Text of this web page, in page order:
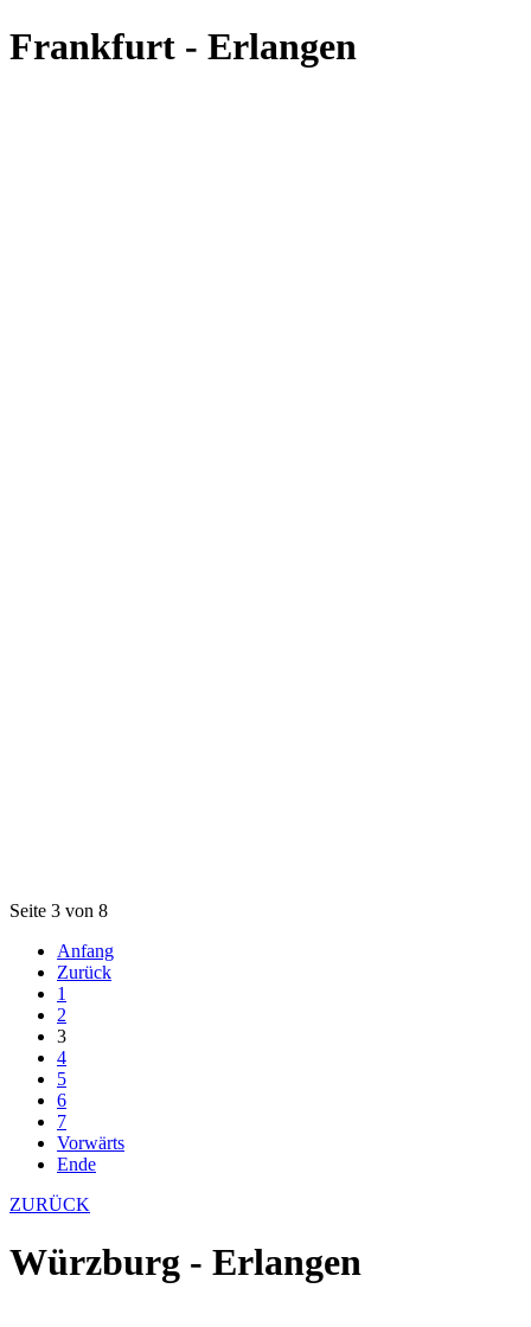
Frankfurt - Erlangen
Seite 3 von 8
Anfang
Zurück
1
2
3
4
5
6
7
Vorwärts
Ende
ZURÜCK
Würzburg - Erlangen